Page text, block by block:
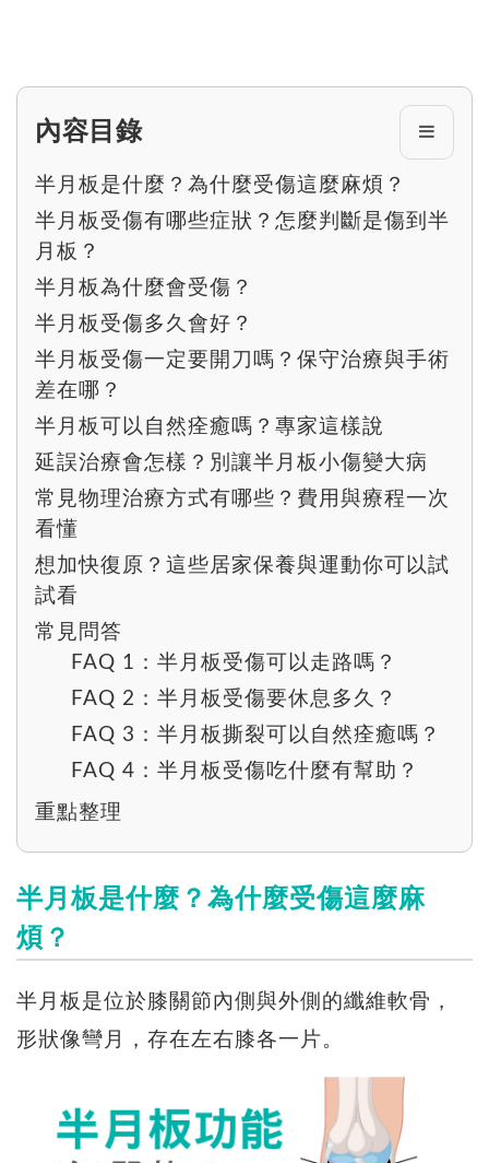
內容目錄
半月板是什麼？為什麼受傷這麼麻煩？
半月板受傷有哪些症狀？怎麼判斷是傷到半
月板？
半月板為什麼會受傷？
半月板受傷多久會好？
半月板受傷一定要開刀嗎？保守治療與手術
差在哪？
半月板可以自然痊癒嗎？專家這樣說
延誤治療會怎樣？別讓半月板小傷變大病
常見物理治療方式有哪些？費用與療程一次
看懂
想加快復原？這些居家保養與運動你可以試
試看
常見問答
FAQ 1：半月板受傷可以走路嗎？
FAQ 2：半月板受傷要休息多久？
FAQ 3：半月板撕裂可以自然痊癒嗎？
FAQ 4：半月板受傷吃什麼有幫助？
重點整理
半月板是什麼？為什麼受傷這麼麻
煩？
半月板是位於膝關節內側與外側的纖維軟骨，
形狀像彎月，存在左右膝各一片。